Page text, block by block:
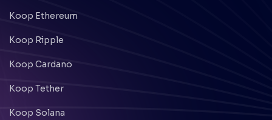
Koop Ethereum
Koop Ripple
Koop Cardano
Koop Tether
Koop Solana